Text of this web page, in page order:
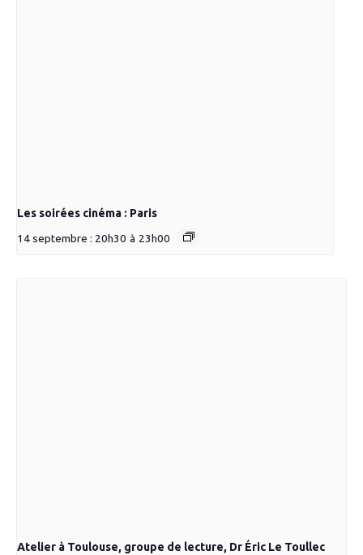
Les soirées cinéma : Paris
14 septembre : 20h30 à 23h00
Atelier à Toulouse, groupe de lecture, Dr Éric Le Toullec